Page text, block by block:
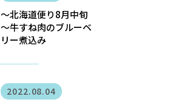
〜北海道便り8月中旬
～牛すね肉のブルーベ
リー煮込み
2022.08.04